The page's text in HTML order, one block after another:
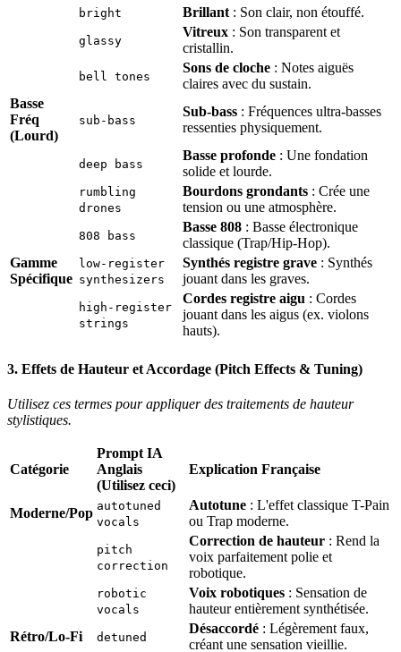
bright Brillant : Son clair, non étouffé.
glassy
Vitreux : Son transparent et
cristallin.
bell tones
Sons de cloche : Notes aiguës
claires avec du sustain.
Basse
Fréq
(Lourd)
sub-bass
Sub-bass : Fréquences ultra-basses
ressenties physiquement.
deep bass
Basse profonde : Une fondation
solide et lourde.
rumbling
drones
Bourdons grondants : Crée une
tension ou une atmosphère.
808 bass
Basse 808 : Basse électronique
classique (Trap/Hip-Hop).
Gamme
Spécifique
low-register
synthesizers
Synthés registre grave : Synthés
jouant dans les graves.
high-register
strings
Cordes registre aigu : Cordes
jouant dans les aigus (ex. violons
hauts).
3. Effets de Hauteur et Accordage (Pitch Effects & Tuning)
Utilisez ces termes pour appliquer des traitements de hauteur
stylistiques.
Catégorie
Prompt IA
Anglais
(Utilisez ceci)
Explication Française
Moderne/Pop autotuned
vocals
Autotune : L'effet classique T-Pain
ou Trap moderne.
pitch
correction
Correction de hauteur : Rend la
voix parfaitement polie et
robotique.
robotic
vocals
Voix robotiques : Sensation de
hauteur entièrement synthétisée.
Rétro/Lo-Fi
detuned
Désaccordé : Légèrement faux,
créant une sensation vieillie.